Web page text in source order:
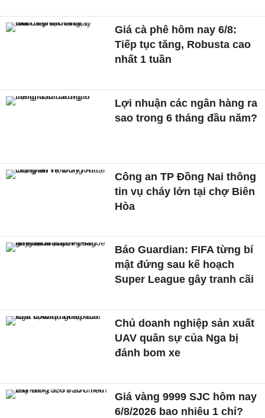
Giá cà phê hôm nay 6/8:
Tiếp tục tăng, Robusta cao
nhất 1 tuần
Lợi nhuận các ngân hàng ra
sao trong 6 tháng đầu năm?
Công an TP Đồng Nai thông
tin vụ cháy lớn tại chợ Biên
Hòa
Báo Guardian: FIFA từng bí
mật đứng sau kế hoạch
Super League gây tranh cãi
Chủ doanh nghiệp sản xuất
UAV quân sự của Nga bị
đánh bom xe
Giá vàng 9999 SJC hôm nay
6/8/2026 bao nhiêu 1 chỉ?